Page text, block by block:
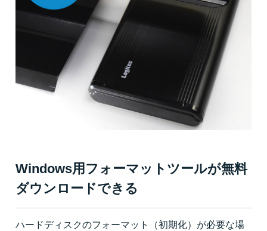
Windows用フォーマットツールが無料
ダウンロードできる
ハードディスクのフォーマット（初期化）が必要な場